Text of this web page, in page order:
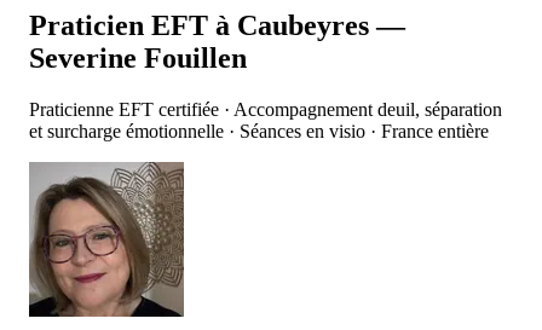
Praticien EFT à Caubeyres —
Severine Fouillen
Praticienne EFT certifiée · Accompagnement deuil, séparation
et surcharge émotionnelle · Séances en visio · France entière